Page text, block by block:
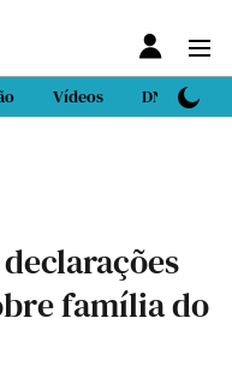
Vídeos DN Sport
família do